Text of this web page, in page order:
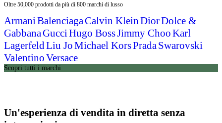
Oltre 50,000 prodotti da più di 800 marchi di lusso
Armani BalenciagaCalvin Klein DiorDolce &
GabbanaGucci Hugo BossJimmy ChooKarl
Lagerfeld Liu JoMichael KorsPrada Swarovski
ValentinoVersace
Scopri tutti i marchi
Un'esperienza di vendita in diretta senza